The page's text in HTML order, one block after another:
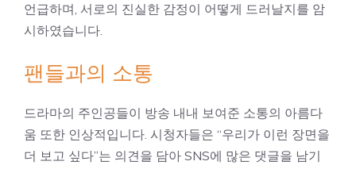
언급하며, 서로의 진실한 감정이 어떻게 드러날지를 암
시하였습니다.
팬들과의 소통
드라마의 주인공들이 방송 내내 보여준 소통의 아름다
움 또한 인상적입니다. 시청자들은 “우리가 이런 장면을
더 보고 싶다”는 의견을 담아 SNS에 많은 댓글을 남기